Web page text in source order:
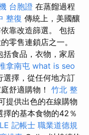
台胞證 在蒸餾過程
整復 傳統上，美國釀
靠改造篩選。 包括
零售連鎖店之一。
括食品，衣物，家居
拿南屯 what is seo
選擇，從任何地方訂
舒適購物！ 竹北 整
提供出色的在線購物
擇的基本食物的42％
記帳士 職業道德規